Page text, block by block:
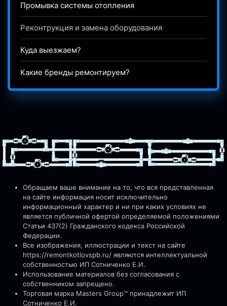
Промывка системы отопления
Реконтрукция и замена оборудования
Куда выезжаем?
Какие бренды ремонтируем?
Обращаем ваше внимание на то, что вся представленная
на сайте информация носит исключительно
информационный характер и ни при каких условиях не
является публичной офертой определяемой положениями
Статьи 437(2) Гражданского кодекса Российской
Федерации.
Все изображения, иллюстрации и текст на сайте
https://remontkotlovspb.ru/ являются интеллектуальной
собственностью ИП Сотниченко Е.И.
Использование материалов без согласования с
собственником запрещено.
Торговая марка Masters Group™ принадлежит ИП
Сотниченко Е.И.